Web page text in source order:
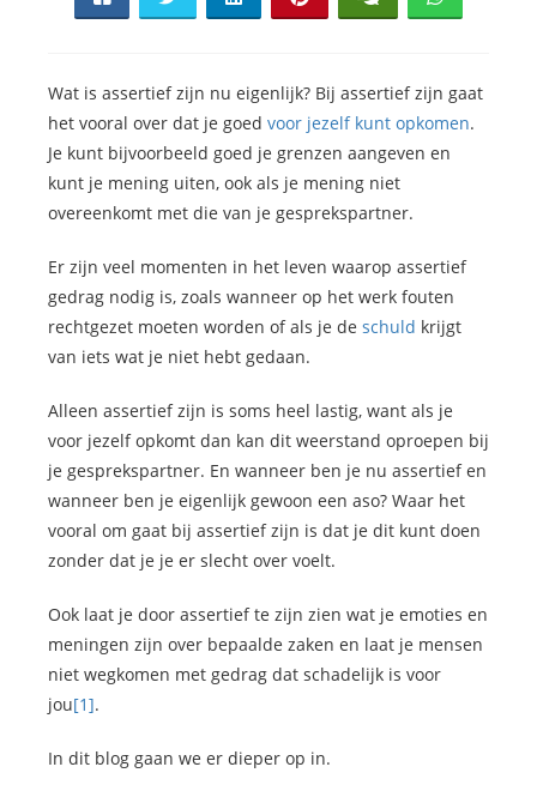
Wat is assertief zijn nu eigenlijk? Bij assertief zijn gaat
het vooral over dat je goed voor jezelf kunt opkomen.
Je kunt bijvoorbeeld goed je grenzen aangeven en
kunt je mening uiten, ook als je mening niet
overeenkomt met die van je gesprekspartner.
Er zijn veel momenten in het leven waarop assertief
gedrag nodig is, zoals wanneer op het werk fouten
rechtgezet moeten worden of als je de schuld krijgt
van iets wat je niet hebt gedaan.
Alleen assertief zijn is soms heel lastig, want als je
voor jezelf opkomt dan kan dit weerstand oproepen bij
je gesprekspartner. En wanneer ben je nu assertief en
wanneer ben je eigenlijk gewoon een aso? Waar het
vooral om gaat bij assertief zijn is dat je dit kunt doen
zonder dat je je er slecht over voelt.
Ook laat je door assertief te zijn zien wat je emoties en
meningen zijn over bepaalde zaken en laat je mensen
niet wegkomen met gedrag dat schadelijk is voor
jou[1].
In dit blog gaan we er dieper op in.